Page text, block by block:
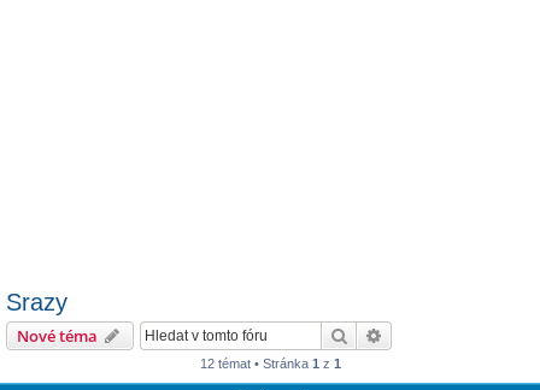
Srazy
Nové téma Hledat
12 témat • Stránka 1 z 1